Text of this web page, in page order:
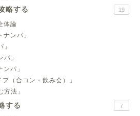
略する 19
体論
ナンパ」
パ」
パ」
（合コン・飲み会）」
方法」
する 7